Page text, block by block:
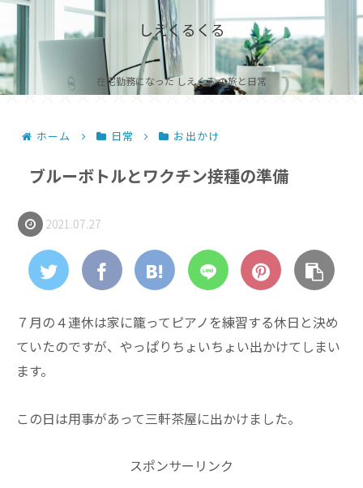
しえくるくる
在宅勤務になった しえくる の旅と日常
ホーム 日常 お出かけ
ブルーボトルとワクチン接種の準備
2021.07.27
７月の４連休は家に籠ってピアノを練習する休日と決め
ていたのですが、やっぱりちょいちょい出かけてしまい
ます。
この日は用事があって三軒茶屋に出かけました。
スポンサーリンク